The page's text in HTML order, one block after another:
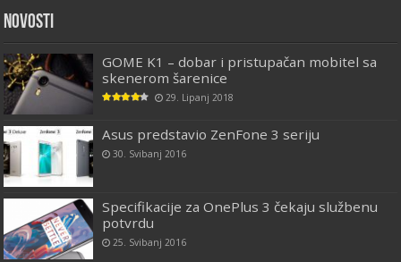
Novosti
GOME K1 – dobar i pristupačan mobitel sa
skenerom šarenice
29. Lipanj 2018
Asus predstavio ZenFone 3 seriju
30. Svibanj 2016
Specifikacije za OnePlus 3 čekaju službenu
potvrdu
25. Svibanj 2016